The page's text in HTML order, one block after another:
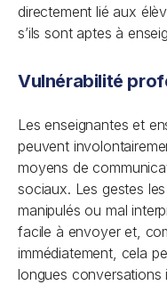
directement lié aux
s’ils sont aptes à
Vulnérabilité
Les enseignantes et
peuvent
moyens de
sociaux. Les gestes
manipulés ou mal
facile à envoyer et,
immédiatement, cela
longues conversations